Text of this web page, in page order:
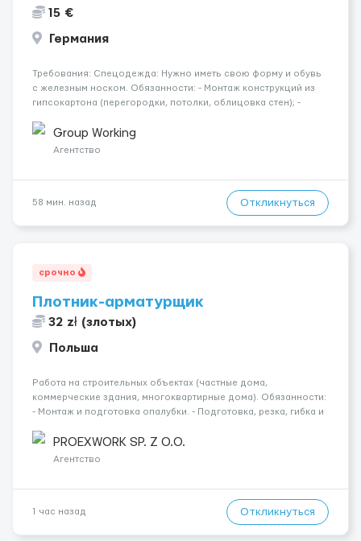
15 €
Германия
Требования: Спецодежда: Нужно иметь свою форму и обувь
с железным носком. Обязанности: - Монтаж конструкций из
гипсокартона (перегородки, потолки, облицовка стен); -
малярных работ (шпатлевка, грунтовка, покраска); -
Штукатурные работы ...
Group Working
Агентство
58 мин. назад Откликнуться
срочно
Плотник-арматурщик
32 zł (злотых)
Польша
Работа на строительных объектах (частные дома,
коммерческие здания, многоквартирные дома). Обязанности:
- Монтаж и подготовка опалубки. - Подготовка, резка, гибка и
Связка арматурных стержней. - Заливка бетона. - Демонтаж
опалубки после за...
PROEXWORK SP. Z O.O.
Агентство
1 час назад Откликнуться